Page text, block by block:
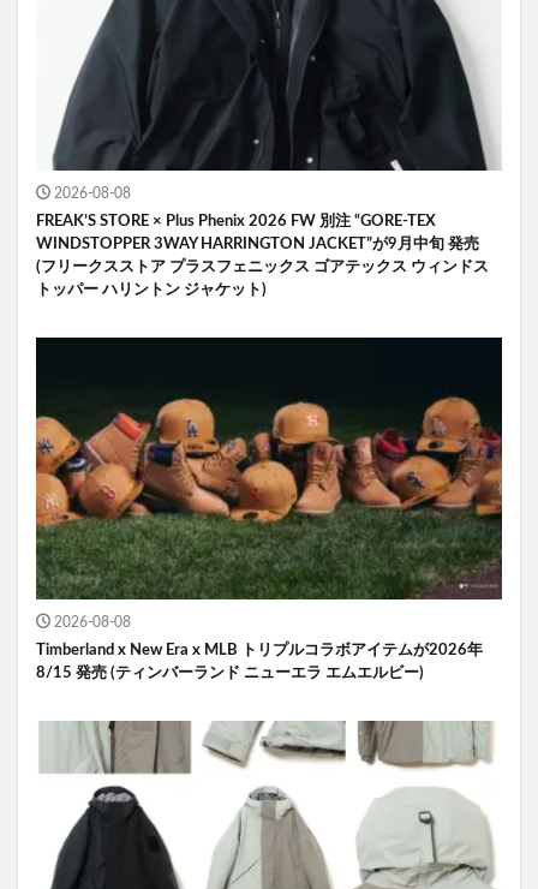
2026-08-08
FREAK’S STORE × Plus Phenix 2026 FW 別注 “GORE-TEX
WINDSTOPPER 3WAY HARRINGTON JACKET”が9月中旬 発売
(フリークスストア プラスフェニックス ゴアテックス ウィンドス
トッパー ハリントン ジャケット)
2026-08-08
Timberland x New Era x MLB トリプルコラボアイテムが2026年
8/15 発売 (ティンバーランド ニューエラ エムエルビー)